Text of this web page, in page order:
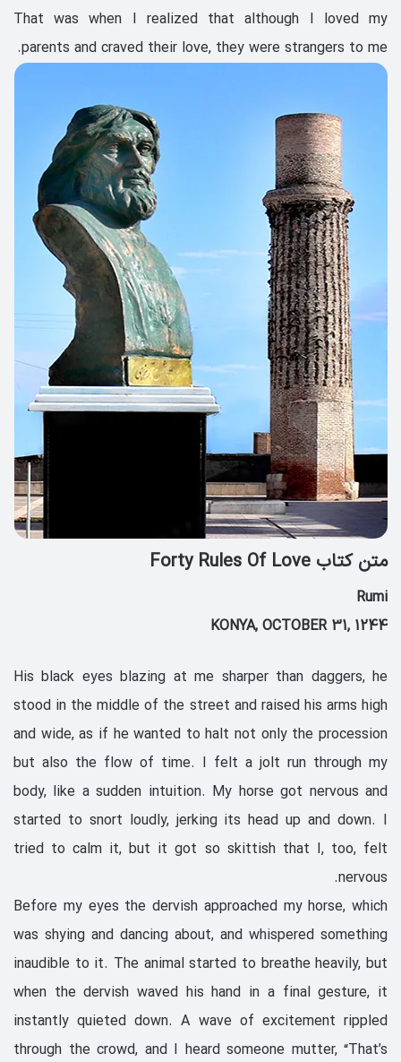
That was when I realized that although I loved my
parents and craved their love, they were strangers to me.
متن کتاب Forty Rules Of Love
Rumi
KONYA, OCTOBER 31, 1244
His black eyes blazing at me sharper than daggers, he
stood in the middle of the street and raised his arms high
and wide, as if he wanted to halt not only the procession
but also the flow of time. I felt a jolt run through my
body, like a sudden intuition. My horse got nervous and
started to snort loudly, jerking its head up and down. I
tried to calm it, but it got so skittish that I, too, felt
nervous.
Before my eyes the dervish approached my horse, which
was shying and dancing about, and whispered something
inaudible to it. The animal started to breathe heavily, but
when the dervish waved his hand in a final gesture, it
instantly quieted down. A wave of excitement rippled
through the crowd, and I heard someone mutter, “That’s